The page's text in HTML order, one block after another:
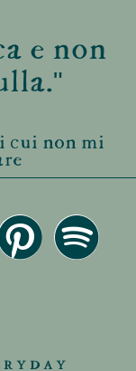
e non
cui non mi